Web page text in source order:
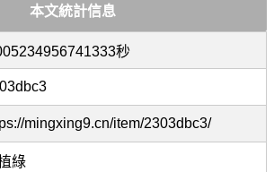
本文統計信息
秒
mingxing9.cn/item/2303dbc3/
綠